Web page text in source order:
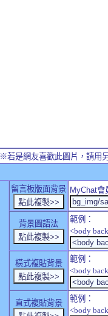
※若是網友喜歡此圖片，請用
留言板版面背景 MyChat會
背景圖語法
範例：
<body
橫式複貼背景
範例：
<body
直式複貼背景
範例：
<body